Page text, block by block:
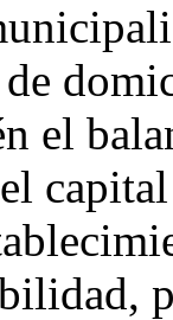
el